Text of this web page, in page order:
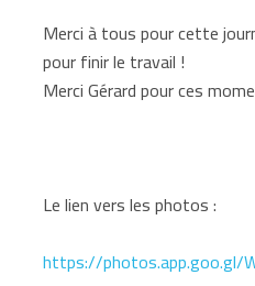
Merci à tous pour cette
pour finir le travail !
Merci Gérard pour ces
Le lien vers les photos :
https://photos.app.goo.gl/